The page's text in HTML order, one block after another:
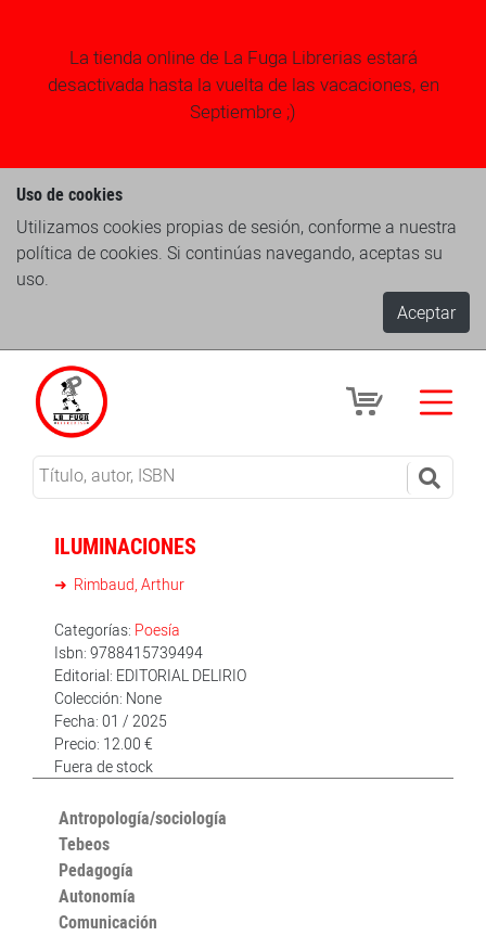
La tienda online de La Fuga Librerias estará
desactivada hasta la vuelta de las vacaciones, en
Septiembre ;)
Uso de cookies
Utilizamos cookies propias de sesión, conforme a nuestra
política de cookies. Si continúas navegando, aceptas su
uso.
Aceptar
ILUMINACIONES
Rimbaud, Arthur
Categorías: Poesía
Isbn: 9788415739494
Editorial: EDITORIAL DELIRIO
Colección: None
Fecha: 01 / 2025
Precio: 12.00 €
Fuera de stock
Antropología/sociología
Tebeos
Pedagogía
Autonomía
Comunicación